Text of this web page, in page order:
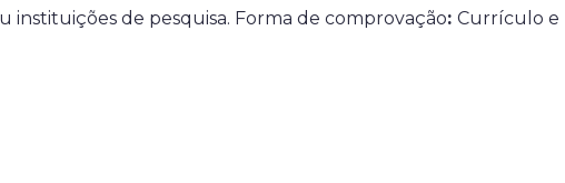
instituições de pesquisa. Forma de comprovação: Currículo e